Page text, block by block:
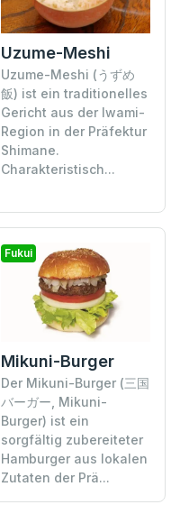
Uzume-Meshi
Uzume-Meshi (うずめ
飯) ist ein traditionelles
Gericht aus der Iwami-
Region in der Präfektur
Shimane.
Charakteristisch...
Fukui
Mikuni-Burger
Der Mikuni-Burger (三国
バーガー, Mikuni-
Burger) ist ein
sorgfältig zubereiteter
Hamburger aus lokalen
Zutaten der Prä...